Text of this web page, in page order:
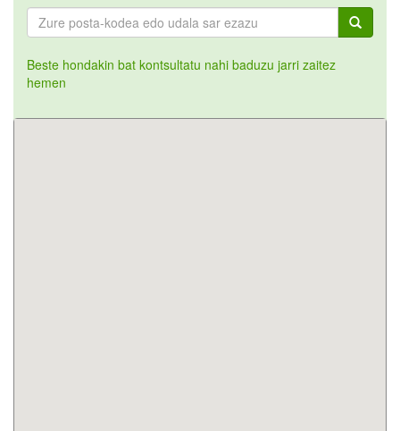
Beste hondakin bat kontsultatu nahi baduzu jarri zaitez
hemen